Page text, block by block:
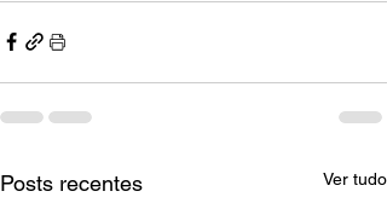
Posts recentes Ver tudo